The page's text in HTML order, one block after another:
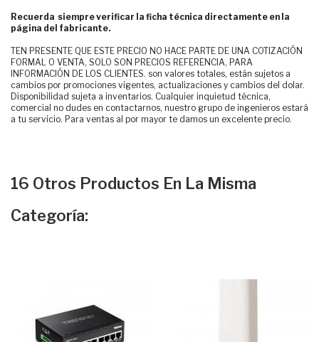
Recuerda siempre verificar la ficha técnica directamente en la
página del fabricante.
TEN PRESENTE QUE ESTE PRECIO NO HACE PARTE DE UNA COTIZACIÓN
FORMAL O VENTA, SOLO SON PRECIOS REFERENCIA, PARA
INFORMACIÓN DE LOS CLIENTES. son valores totales, están sujetos a
cambios por promociones vigentes, actualizaciones y cambios del dolar.
Disponibilidad sujeta a inventarios. Cualquier inquietud técnica,
comercial no dudes en contactarnos, nuestro grupo de ingenieros estará
a tu servicio. Para ventas al por mayor te damos un excelente precio.
16 Otros Productos En La Misma
Categoría: